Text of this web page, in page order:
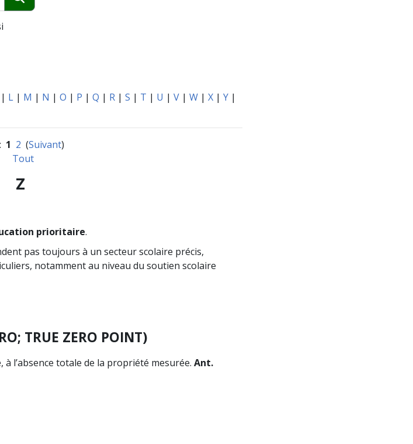
Chercher
| L | M | N | O | P | Q | R | S | T | U | V | W | X | Y |
1 2 (Suivant)
Tout
Z
prioritaire.
pas toujours à un secteur scolaire précis,
notamment au niveau du soutien scolaire
TRUE ZERO POINT)
l’absence totale de la propriété mesurée. Ant.